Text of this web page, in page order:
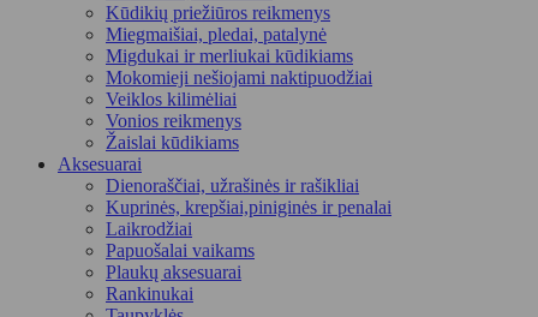
Kūdikių priežiūros reikmenys
Miegmaišiai, pledai, patalynė
Migdukai ir merliukai kūdikiams
Mokomieji nešiojami naktipuodžiai
Veiklos kilimėliai
Vonios reikmenys
Žaislai kūdikiams
Aksesuarai
Dienoraščiai, užrašinės ir rašikliai
Kuprinės, krepšiai,piniginės ir penalai
Laikrodžiai
Papuošalai vaikams
Plaukų aksesuarai
Rankinukai